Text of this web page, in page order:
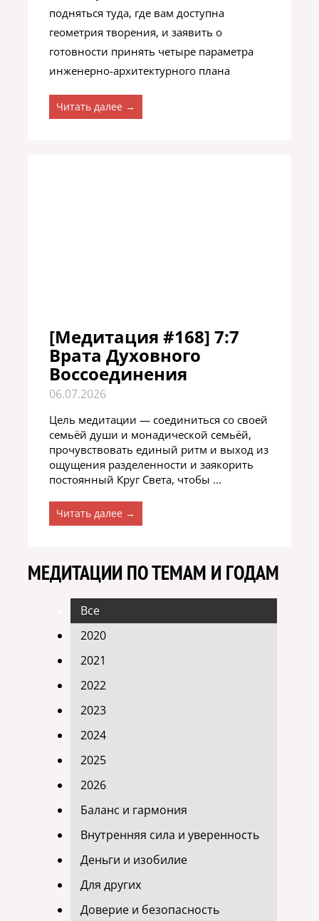
подняться туда, где вам доступна
геометрия творения, и заявить о
готовности принять четыре параметра
инженерно-архитектурного плана
Читать далее →
[Медитация #168] 7:7
Врата Духовного
Воссоединения
06.07.2026
Цель медитации — соединиться со своей
семьёй души и монадической семьёй,
прочувствовать единый ритм и выход из
ощущения разделенности и заякорить
постоянный Круг Света, чтобы ...
Читать далее →
МЕДИТАЦИИ ПО ТЕМАМ И ГОДАМ
Все
2020
2021
2022
2023
2024
2025
2026
Баланс и гармония
Внутренняя сила и уверенность
Деньги и изобилие
Для других
Доверие и безопасность